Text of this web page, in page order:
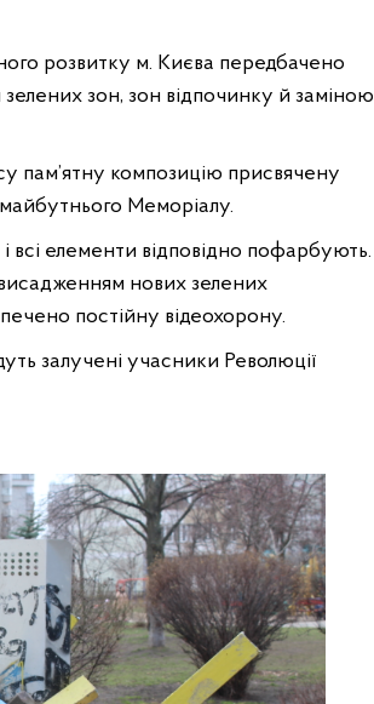
розвитку м. Києва передбачено
зон, зон відпочинку й заміною
пам’ятну композицію присвячену
Меморіалу.
всі елементи відповідно пофарбують.
нових зелених
постійну відеохорону.
залучені учасники Революції